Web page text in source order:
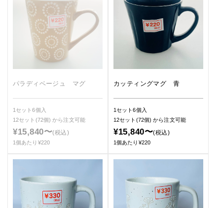
パラディベージュ マグ
1セット6個入
12セット(72個)から注文可能
¥15,840〜(税込)
1個あたり¥220
カッティングマグ 青
1セット6個入
12セット(72個)から注文可能
¥15,840〜(税込)
1個あたり¥220